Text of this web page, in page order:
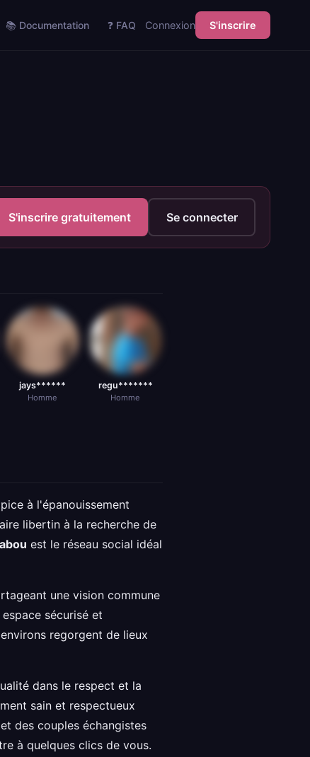
📚 Documentation ❓ FAQ Connexion S'inscrire
S'inscrire gratuitement Se connecter
jays******
Homme
regu*******
Homme
à l'épanouissement
libertin à la recherche de
est le réseau social idéal
une vision commune
espace sécurisé et
regorgent de lieux
dans le respect et la
sain et respectueux
des couples échangistes
à quelques clics de vous.